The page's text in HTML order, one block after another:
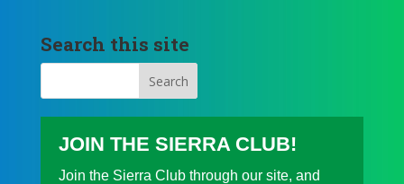
Search this site
JOIN THE SIERRA CLUB!
Join the Sierra Club through our site, and